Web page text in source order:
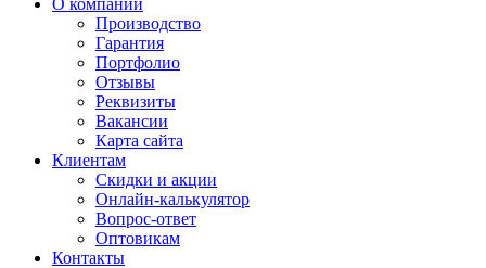
О компании
Производство
Гарантия
Портфолио
Отзывы
Реквизиты
Вакансии
Карта сайта
Клиентам
Скидки и акции
Онлайн-калькулятор
Вопрос-ответ
Оптовикам
Контакты